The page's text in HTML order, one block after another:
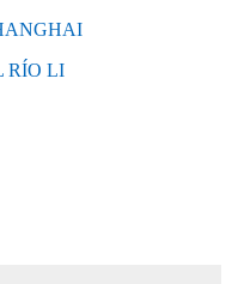
RÍO LI